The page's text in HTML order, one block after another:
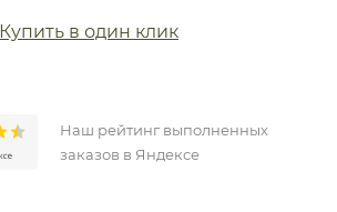
Купить в один клик
Наш рейтинг выполненных
заказов в Яндексе